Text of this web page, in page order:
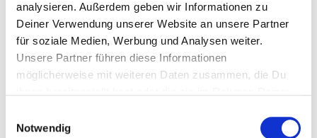
analysieren. Außerdem geben wir Informationen zu
Deiner Verwendung unserer Website an unsere Partner
für soziale Medien, Werbung und Analysen weiter.
Unsere Partner führen diese Informationen
möglicherweise mit weiteren Daten zusammen, die Du
Notwendig
IN DEN WARENKORB
Verfügbarkeit: sofort lieferbar
PRODUKTBESCHREIBUNG